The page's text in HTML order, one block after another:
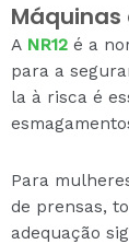
Máquinas
A NR12 é a
para a
la à risca é
Para
de prensas,
adequação